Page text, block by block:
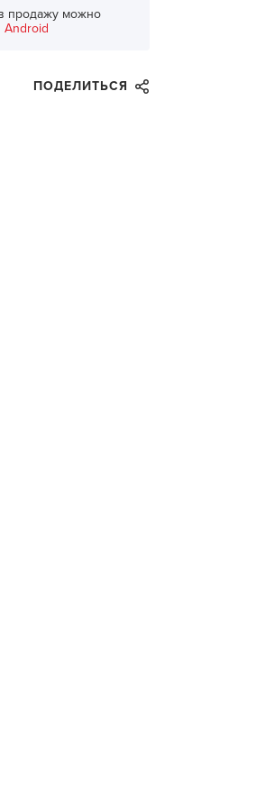
продажу можно
Android
ПОДЕЛИТЬСЯ